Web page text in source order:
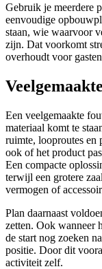
Gebruik je meerdere
eenvoudige
staan, wie waarvoor
zijn. Dat voorkomt
overhoudt voor
Een veelgemaakte
materiaal komt te
ruimte, looproutes en
ook of het product
Een compacte
terwijl een grotere
vermogen of
Plan daarnaast
zetten. Ook wanneer
de start nog zoeken
positie. Door dit
activiteit zelf.